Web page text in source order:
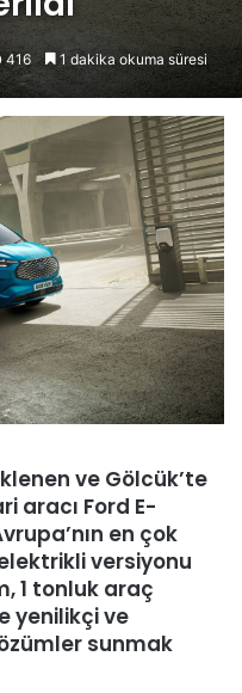
416 1 dakika okuma süresi
ve Gölcük’te
aracı Ford E-
en çok
versiyonu
1 tonluk araç
yenilikçi ve
sunmak